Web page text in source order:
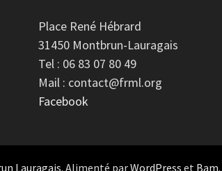
Place René Hébrard
31450 Montbrun-Lauragais
Tel : 06 83 07 80 49
Mail : contact@frml.org
Facebook
Lauragais. Alimenté parWordPress et Bam.